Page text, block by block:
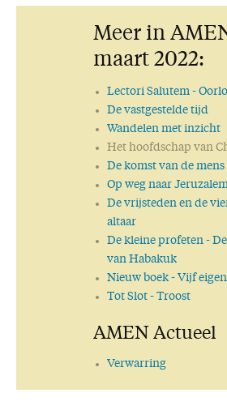
Meer in
maart 2022:
Lectori Salutem-
De vastgestelde tijd
Wandelen met inzicht
Het hoofdschap van
De komst van de
Op weg naar Jeruzalem
De vrijsteden en de
altaar
De kleine profeten-
van Habakuk
Nieuw boek- Vijf
Tot Slot- Troost
AMEN Actueel
Verwarring